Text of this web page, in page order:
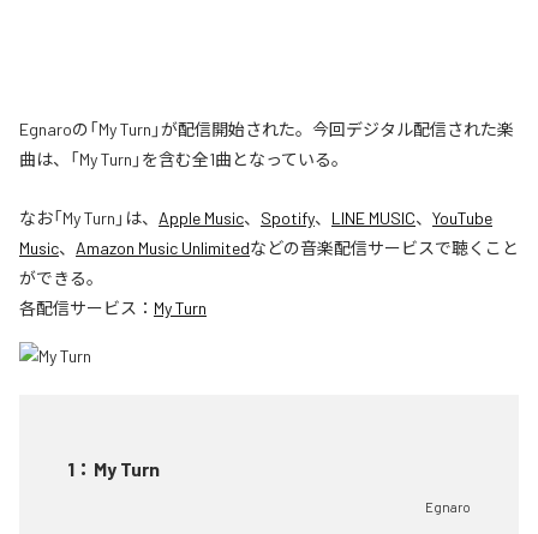
Egnaroの「My Turn」が配信開始された。今回デジタル配信された楽
曲は、「My Turn」を含む全1曲となっている。
なお「My Turn 」は、 Apple Music、 Spotify、 LINE MUSIC、 YouTube
Music、 Amazon Music Unlimitedなどの音楽配信サービスで聴くこと
ができる。
各配信サービス： My Turn
1 ： My Turn
Egnaro